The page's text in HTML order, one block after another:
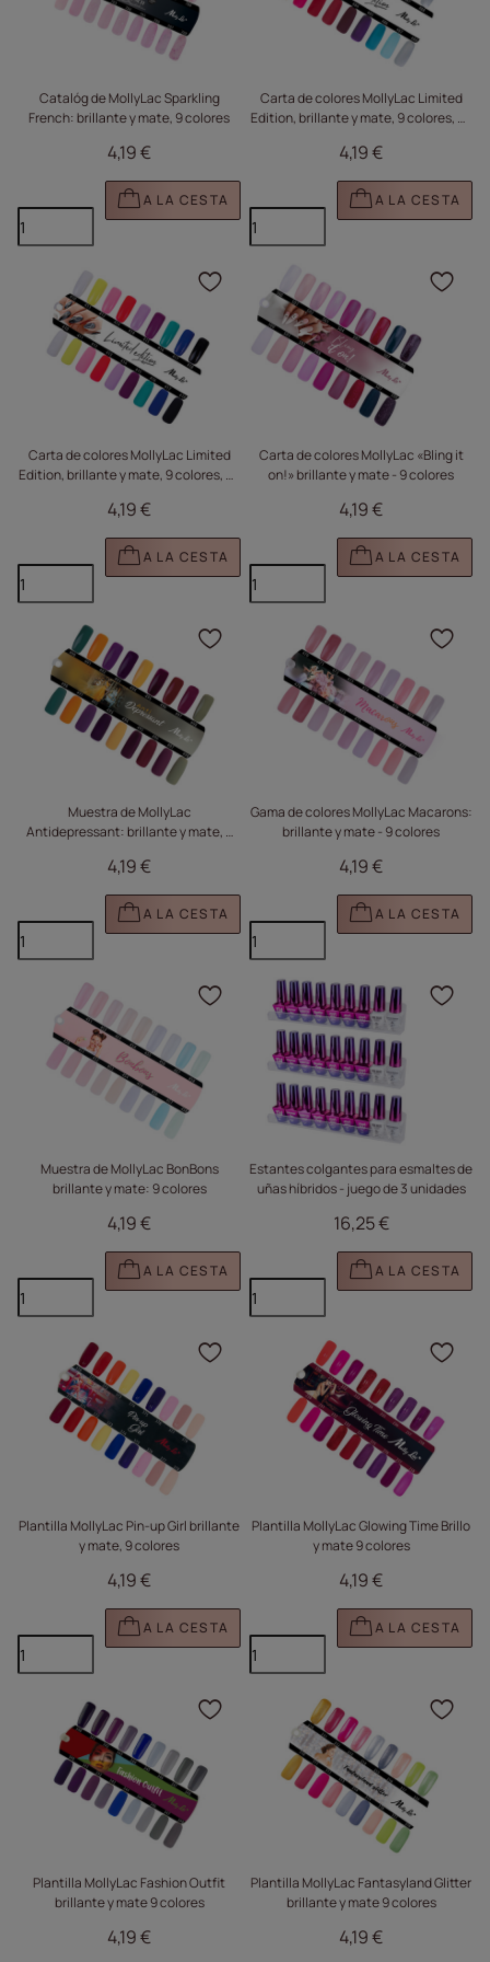
Catalóg de MollyLac Sparkling
French: brillante y mate, 9 colores
4,19 €
A LA CESTA
Carta de colores MollyLac Limited
Edition, brillante y mate, 9 colores, n.º
4,19 €
A LA CESTA
Carta de colores MollyLac Limited
Edition, brillante y mate, 9 colores, n.º
4,19 €
A LA CESTA
Haga clic para añadir
Carta de colores MollyLac «Bling it
on!» brillante y mate - 9 colores
4,19 €
A LA CESTA
Muestra de MollyLac
Antidepressant: brillante y mate, 9
4,19 €
A LA CESTA
Haga clic para añadir
Gama de colores MollyLac Macarons:
brillante y mate - 9 colores
4,19 €
A LA CESTA
Muestra de MollyLac BonBons
brillante y mate: 9 colores
4,19 €
A LA CESTA
Haga clic para añadir
Estantes colgantes para esmaltes de
uñas híbridos - juego de 3 unidades
16,25 €
A LA CESTA
Plantilla MollyLac Pin-up Girl brillante
y mate, 9 colores
4,19 €
A LA CESTA
Haga clic para añadir
Plantilla MollyLac Glowing Time Brillo
y mate 9 colores
4,19 €
A LA CESTA
Plantilla MollyLac Fashion Outfit
brillante y mate 9 colores
4,19 €
Haga clic para añadir
Plantilla MollyLac Fantasyland Glitter
brillante y mate 9 colores
4,19 €